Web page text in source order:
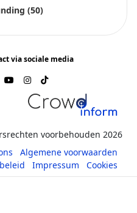
(50)
via sociale media
voorbehouden 2026
Algemene voorwaarden
Impressum Cookies